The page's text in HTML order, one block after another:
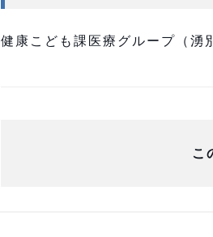
健康こども課医療グループ（
こ